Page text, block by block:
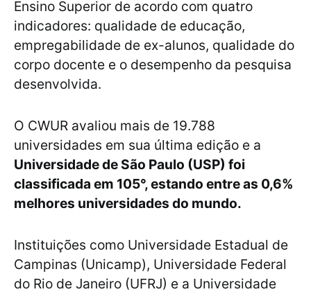
Ensino Superior de acordo com quatro
indicadores: qualidade de educação,
empregabilidade de ex-alunos, qualidade do
corpo docente e o desempenho da pesquisa
desenvolvida.
O CWUR avaliou mais de 19.788
universidades em sua última edição e a
Universidade de São Paulo (USP) foi
classificada em 105°, estando entre as 0,6%
melhores universidades do mundo.
Instituições como Universidade Estadual de
Campinas (Unicamp), Universidade Federal
do Rio de Janeiro (UFRJ) e a Universidade